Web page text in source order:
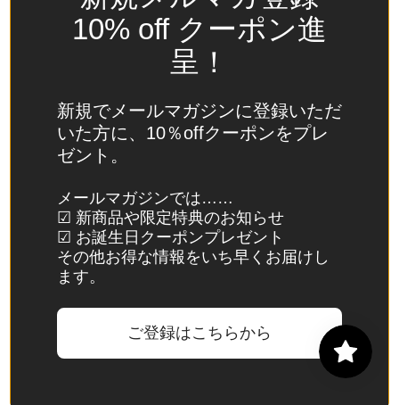
(USD
(CHF
CHF)
スウ
デン
(SEK
kr)
スバ
島・
10% off クーポン進
呈！
新規でメールマガジンに登録いただ
いた方に、10％offクーポンをプレ
ゼント。
メールマガジンでは……
☑ 新商品や限定特典のお知らせ
☑ お誕生日クーポンプレゼント
その他お得な情報をいち早くお届けし
ます。
ご登録はこちらから